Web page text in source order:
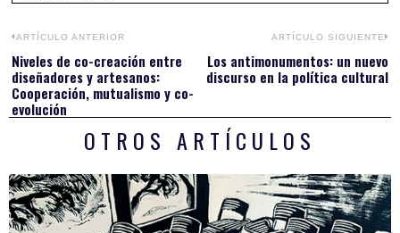
Navegación
de
entradas
ARTÍCULO ANTERIOR
Previous
post:
Niveles de co-creación entre
diseñadores y artesanos:
Cooperación, mutualismo y co-
evolución
ARTÍCULO SIGUIENTE
Los antimonumentos: un nuevo
discurso en la política cultural
OTROS ARTÍCULOS